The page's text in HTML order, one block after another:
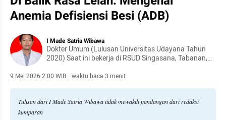
Anemia Defisiensi Besi (ADB)
I Made Satria Wibawa
Dokter Umum (Lulusan Universitas Udayana Tahun
2020) Saat ini bekerja di RSUD Singasana, Tabanan,
9 Mei 2026 2:00 WIB · waktu baca 3 menit
Tulisan dari I Made Satria Wibawa tidak mewakili pandangan dari redaksi
kumparan